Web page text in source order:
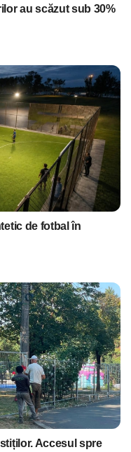
au scăzut sub 30%
de fotbal în
Accesul spre